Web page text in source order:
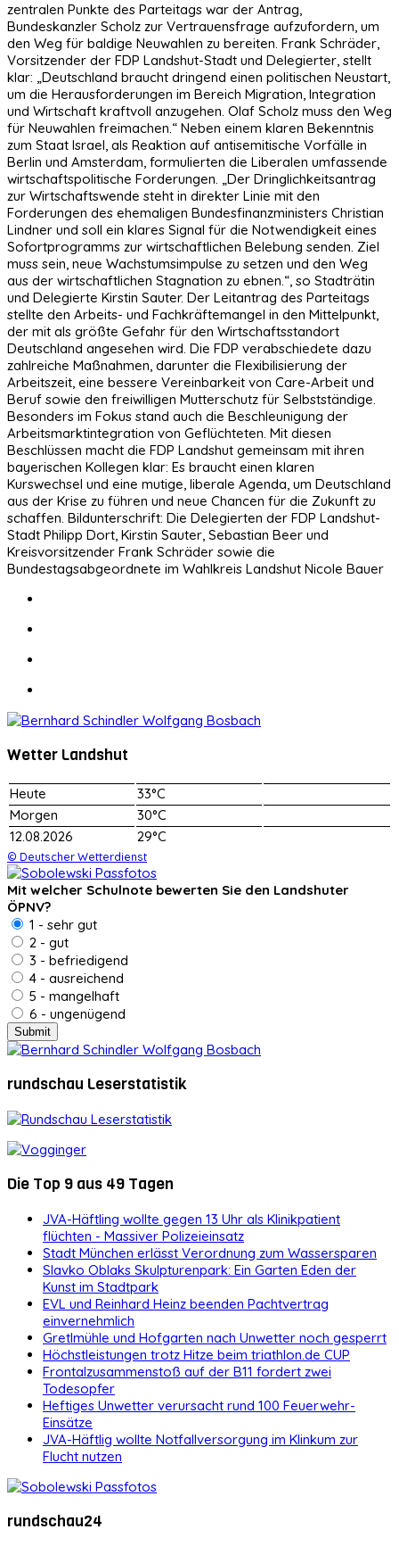
zentralen Punkte des Parteitags war der Antrag,
Bundeskanzler Scholz zur Vertrauensfrage aufzufordern, um
den Weg für baldige Neuwahlen zu bereiten. Frank Schräder,
Vorsitzender der FDP Landshut-Stadt und Delegierter, stellt
klar: „Deutschland braucht dringend einen politischen Neustart,
um die Herausforderungen im Bereich Migration, Integration
und Wirtschaft kraftvoll anzugehen. Olaf Scholz muss den Weg
für Neuwahlen freimachen.“ Neben einem klaren Bekenntnis
zum Staat Israel, als Reaktion auf antisemitische Vorfälle in
Berlin und Amsterdam, formulierten die Liberalen umfassende
wirtschaftspolitische Forderungen. „Der Dringlichkeitsantrag
zur Wirtschaftswende steht in direkter Linie mit den
Forderungen des ehemaligen Bundesfinanzministers Christian
Lindner und soll ein klares Signal für die Notwendigkeit eines
Sofortprogramms zur wirtschaftlichen Belebung senden. Ziel
muss sein, neue Wachstumsimpulse zu setzen und den Weg
aus der wirtschaftlichen Stagnation zu ebnen.“, so Stadträtin
und Delegierte Kirstin Sauter. Der Leitantrag des Parteitags
stellte den Arbeits- und Fachkräftemangel in den Mittelpunkt,
der mit als größte Gefahr für den Wirtschaftsstandort
Deutschland angesehen wird. Die FDP verabschiedete dazu
zahlreiche Maßnahmen, darunter die Flexibilisierung der
Arbeitszeit, eine bessere Vereinbarkeit von Care-Arbeit und
Beruf sowie den freiwilligen Mutterschutz für Selbstständige.
Besonders im Fokus stand auch die Beschleunigung der
Arbeitsmarktintegration von Geflüchteten. Mit diesen
Beschlüssen macht die FDP Landshut gemeinsam mit ihren
bayerischen Kollegen klar: Es braucht einen klaren
Kurswechsel und eine mutige, liberale Agenda, um Deutschland
aus der Krise zu führen und neue Chancen für die Zukunft zu
schaffen. Bildunterschrift: Die Delegierten der FDP Landshut-
Stadt Philipp Dort, Kirstin Sauter, Sebastian Beer und
Kreisvorsitzender Frank Schräder sowie die
Bundestagsabgeordnete im Wahlkreis Landshut Nicole Bauer
Wetter Landshut
Heute
33°C
Morgen
30°C
12.08.2026
29°C
© Deutscher Wetterdienst
Mit welcher Schulnote bewerten Sie den Landshuter
ÖPNV?
1 - sehr gut
2 - gut
3 - befriedigend
4 - ausreichend
5 - mangelhaft
6 - ungenügend
rundschau Leserstatistik
Die Top 9 aus 49 Tagen
JVA-Häftling wollte gegen 13 Uhr als Klinikpatient
flüchten - Massiver Polizeieinsatz
Stadt München erlässt Verordnung zum Wassersparen
Slavko Oblaks Skulpturenpark: Ein Garten Eden der
Kunst im Stadtpark
EVL und Reinhard Heinz beenden Pachtvertrag
einvernehmlich
Gretlmühle und Hofgarten nach Unwetter noch gesperrt
Höchstleistungen trotz Hitze beim triathlon.de CUP
Frontalzusammenstoß auf der B11 fordert zwei
Todesopfer
Heftiges Unwetter verursacht rund 100 Feuerwehr-
Einsätze
JVA-Häftlig wollte Notfallversorgung im Klinkum zur
Flucht nutzen
rundschau24